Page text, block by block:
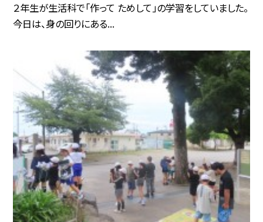
２年生が生活科で「作って ためして」の学習をしていました。
今日は、身の回りにある...